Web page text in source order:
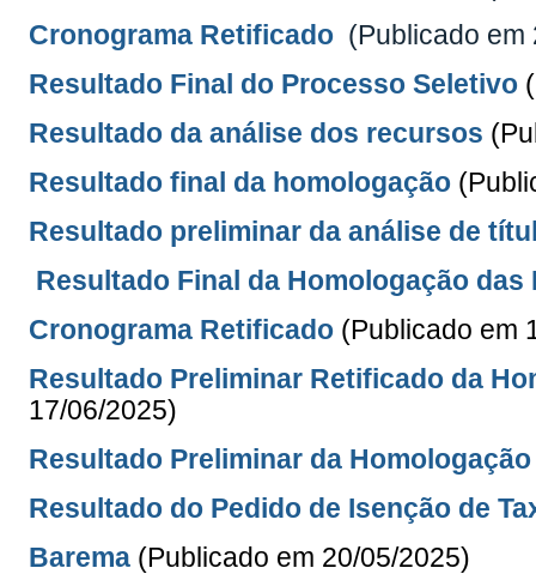
Cronograma Retificado (Publicado em
Resultado Final do Processo Seletivo
Resultado da análise dos recursos
Resultado final da homologação
Resultado preliminar da análise de
Resultado Final da Homologação das
Cronograma Retificado (Publicado em
Resultado Preliminar Retificado da
17/06/2025)
Resultado Preliminar da
Resultado do Pedido de Isenção de
Barema (Publicado em 20/05/2025)